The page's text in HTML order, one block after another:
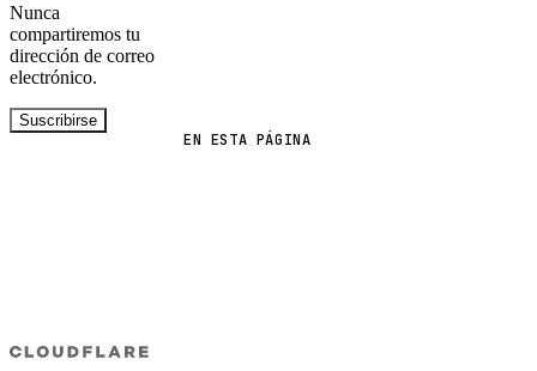
EN ESTA PÁGINA
Nunca
compartiremos tu
dirección de correo
electrónico.
Suscribirse